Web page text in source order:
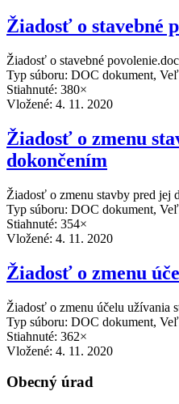
Žiadosť o stavebné
Žiadosť o stavebné povolenie.doc
Typ súboru: DOC dokument,
Stiahnuté: 380×
Vložené: 4. 11. 2020
Žiadosť o zmenu
dokončením
Žiadosť o zmenu stavby pred jej
Typ súboru: DOC dokument,
Stiahnuté: 354×
Vložené: 4. 11. 2020
Žiadosť o zmenu
Žiadosť o zmenu účelu užívania
Typ súboru: DOC dokument,
Stiahnuté: 362×
Vložené: 4. 11. 2020
Obecný úrad